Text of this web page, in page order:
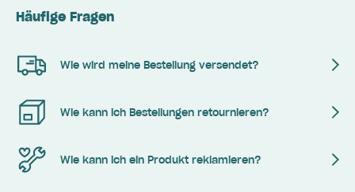
Häufige Fragen
Wie wird meine Bestellung versendet?
Wie kann ich Bestellungen retournieren?
Wie kann ich ein Produkt reklamieren?